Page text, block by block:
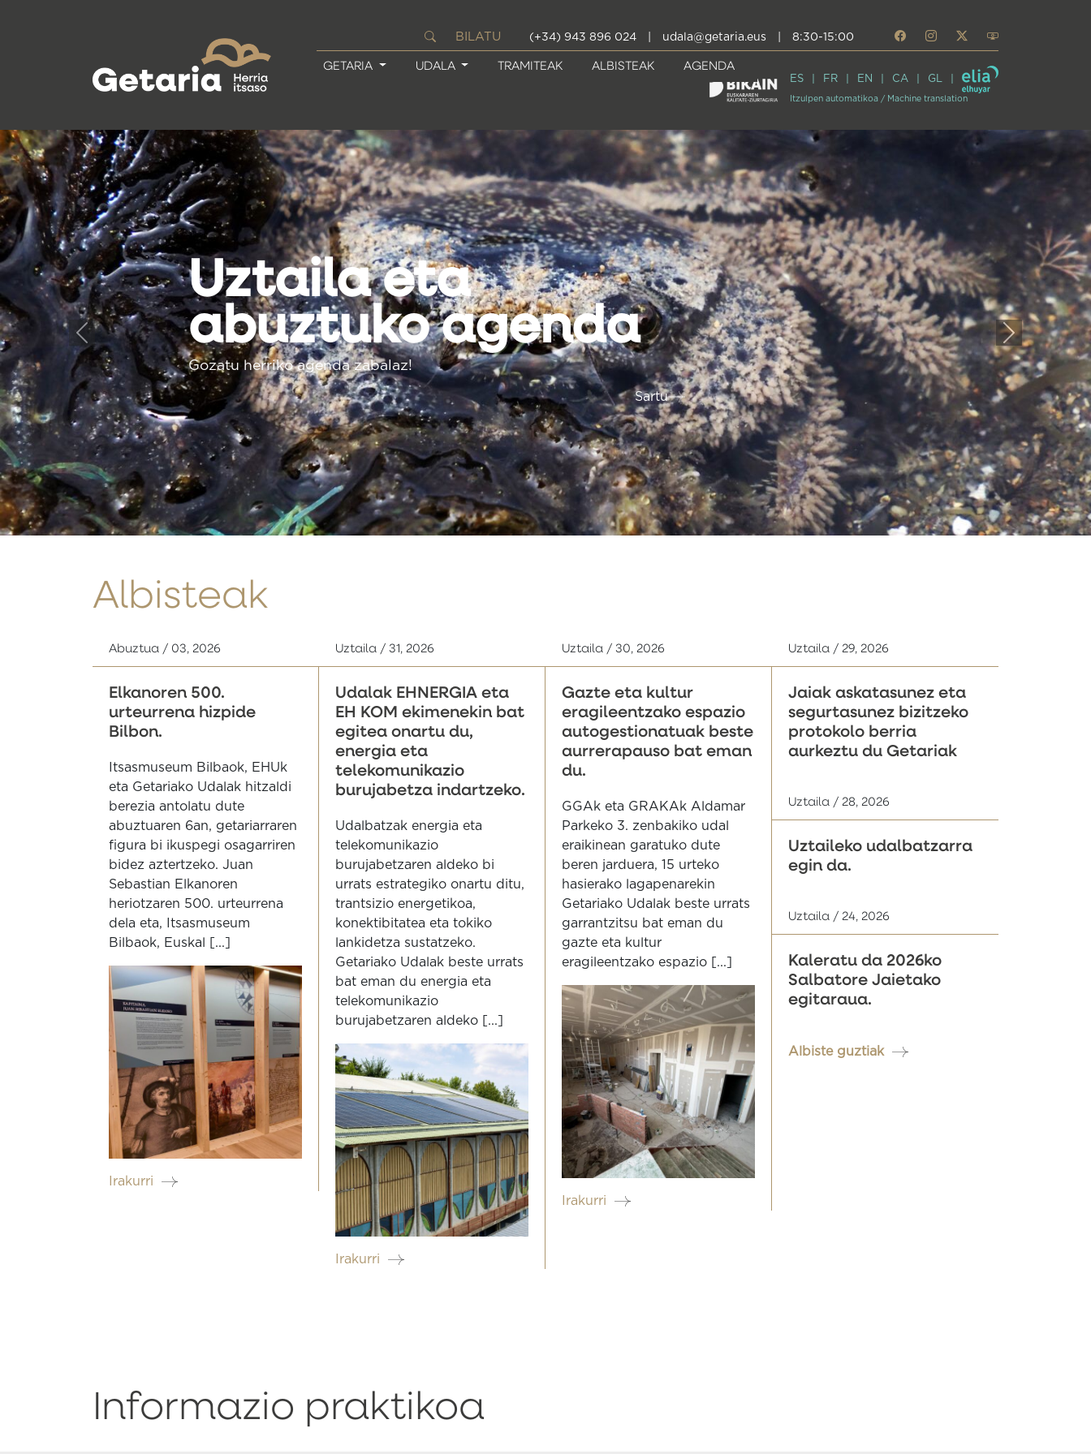
BILATU (+34) 943 896 024 udala@getaria.eus 8:30-15:00
GETARIA UDALA TRAMITEAK ALBISTEAK AGENDA
ES FR EN CA GL
Itzulpen automatikoa / Machine translation
Hiri
Antolamendurako
Plan Orokorra
(HAPO)
HAPOak Getariak datozen urteetan hartuko duen norabidea, eta
itxura, marraztuko duen tresna da. Getariak nolakoa izan nahi dueneko
ikuspegia sortuko du, bai epe laburrenean eta ertainean zein luzean.
Sartu
Previous Next
Albisteak
Abuztua / 03, 2026
Elkanoren 500.
urteurrena hizpide
Bilbon.
Itsasmuseum Bilbaok, EHUk
eta Getariako Udalak hitzaldi
berezia antolatu dute
abuztuaren 6an, getariarraren
figura bi ikuspegi osagarriren
bidez aztertzeko. Juan
Sebastian Elkanoren
heriotzaren 500. urteurrena
dela eta, Itsasmuseum
Bilbaok, Euskal [...]
Irakurri
Uztaila / 31, 2026
Udalak EHNERGIA eta
EH KOM ekimenekin bat
egitea onartu du,
energia eta
telekomunikazio
burujabetza indartzeko.
Udalbatzak energia eta
telekomunikazio
burujabetzaren aldeko bi
urrats estrategiko onartu ditu,
trantsizio energetikoa,
konektibitatea eta tokiko
lankidetza sustatzeko.
Getariako Udalak beste urrats
bat eman du energia eta
telekomunikazio
burujabetzaren aldeko [...]
Irakurri
Uztaila / 30, 2026
Gazte eta kultur
eragileentzako espazio
autogestionatuak beste
aurrerapauso bat eman
du.
GGAk eta GRAKAk Aldamar
Parkeko 3. zenbakiko udal
eraikinean garatuko dute
beren jarduera, 15 urteko
hasierako lagapenarekin
Getariako Udalak beste urrats
garrantzitsu bat eman du
gazte eta kultur
eragileentzako espazio [...]
Irakurri
Uztaila / 29, 2026
Jaiak askatasunez eta
segurtasunez bizitzeko
protokolo berria
aurkeztu du Getariak
Uztaila / 28, 2026
Uztaileko udalbatzarra
egin da.
Uztaila / 24, 2026
Kaleratu da 2026ko
Salbatore Jaietako
egitaraua.
Albiste guztiak
Informazio praktikoa